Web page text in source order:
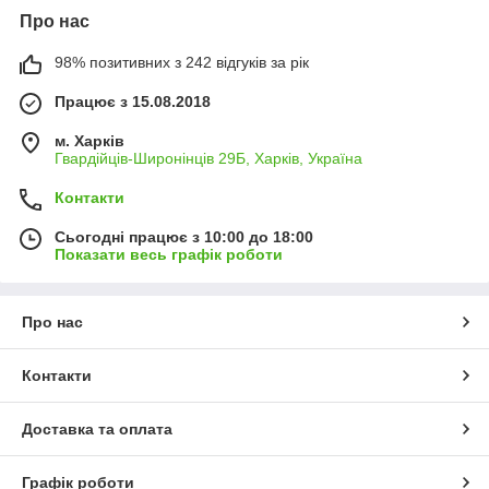
Про нас
98% позитивних з 242 відгуків за рік
Працює з 15.08.2018
м. Харків
Гвардійців-Широнінців 29Б, Харків, Україна
Контакти
Сьогодні працює з 10:00 до 18:00
Показати весь графік роботи
Про нас
Контакти
Доставка та оплата
Графік роботи